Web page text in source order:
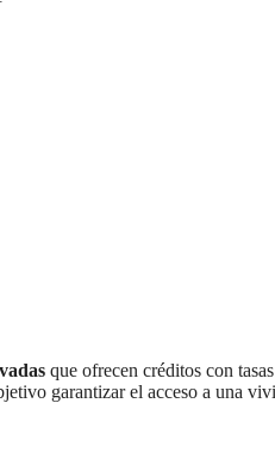
que ofrecen créditos con
garantizar el acceso a una